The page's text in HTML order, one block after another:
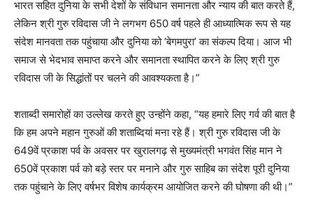
भारत सहित दुनिया के सभी देशों के संविधान समानता और न्याय की बात करते हैं,
लेकिन श्री गुरु रविदास जी ने लगभग 650 वर्ष पहले ही आध्यात्मिक रूप से यह
संदेश मानवता तक पहुंचाया और दुनिया को ‘बेगमपुरा’ का संकल्प दिया। आज भी
समाज से भेदभाव समाप्त करने और समानता स्थापित करने के लिए श्री गुरु
रविदास जी के सिद्धांतों पर चलने की आवश्यकता है।”
शताब्दी समारोहों का उल्लेख करते हुए उन्होंने कहा, “यह हमारे लिए गर्व की बात है
कि हम अपने महान गुरुओं की शताब्दियां मना रहे हैं। श्री गुरु रविदास जी के
649वें प्रकाश पर्व के अवसर पर खुरालगढ़ से मुख्यमंत्री भगवंत सिंह मान ने
650वें प्रकाश पर्व को बड़े स्तर पर मनाने और गुरु साहिब का संदेश पूरी दुनिया
तक पहुंचाने के लिए वर्षभर विशेष कार्यक्रम आयोजित करने की घोषणा की थी।”